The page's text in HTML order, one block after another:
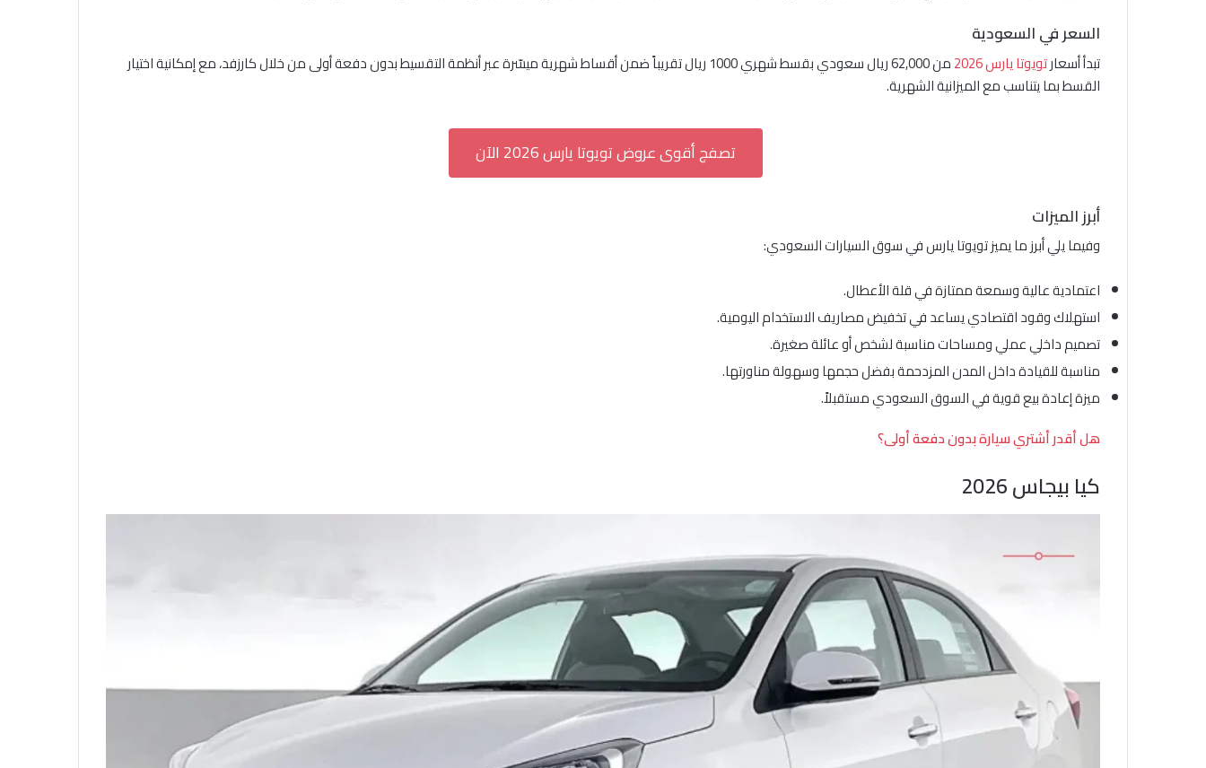
السعر في السعودية
تبدأ أسعارتويوتا يارس 2026
من 62,000 ريال سعودي بقسط شهري 1000 ريال تقريباً ضمن أقساط شهرية ميسّرة عبر أنظمة التقسيط بدون دفعة أولى من خلال كارزفد، مع إمكانية اختيار
القسط بما يتناسب مع الميزانية الشهرية.
تصفج أقوى عروض تويوتا يارس 2026 الآن
أبرز الميزات
وفيما يلي أبرز ما يميز تويوتا يارس في سوق السيارات السعودي:
اعتمادية عالية وسمعة ممتازة في قلة الأعطال.
استهلاك وقود اقتصادي يساعد في تخفيض مصاريف الاستخدام اليومية.
تصميم داخلي عملي ومساحات مناسبة لشخص أو عائلة صغيرة.
مناسبة للقيادة داخل المدن المزدحمة بفضل حجمها وسهولة مناورتها.
ميزة إعادة بيع قوية في السوق السعودي مستقبلاً.
هل أقدر أشتري سيارة بدون دفعة أولى؟
كيا بيجاس 2026